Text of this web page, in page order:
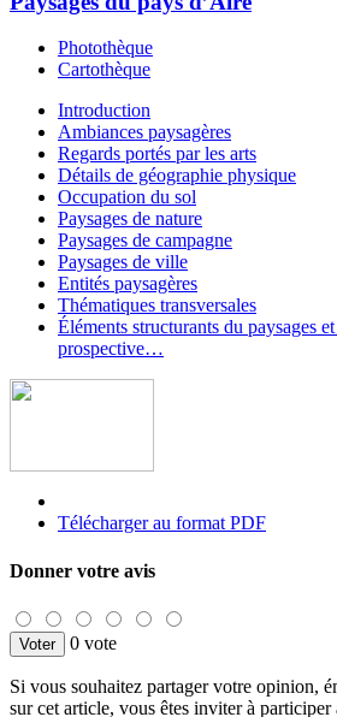
Photothèque
Cartothèque
Introduction
Ambiances paysagères
Regards portés par les arts
Détails de géographie physique
Occupation du sol
Paysages de nature
Paysages de campagne
Paysages de ville
Entités paysagères
Thématiques transversales
Éléments structurants du paysages
prospective…
Télécharger au format PDF
Donner votre avis
0 vote
Si vous souhaitez partager votre opinion,
sur cet article, vous êtes inviter à participer